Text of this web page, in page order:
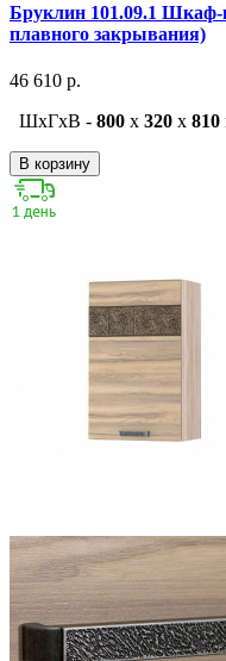
Бруклин 101.09.1 Шкаф-
плавного закрывания)
46 610 р.
ШxГxВ - 800 x 320 x 810
В корзину